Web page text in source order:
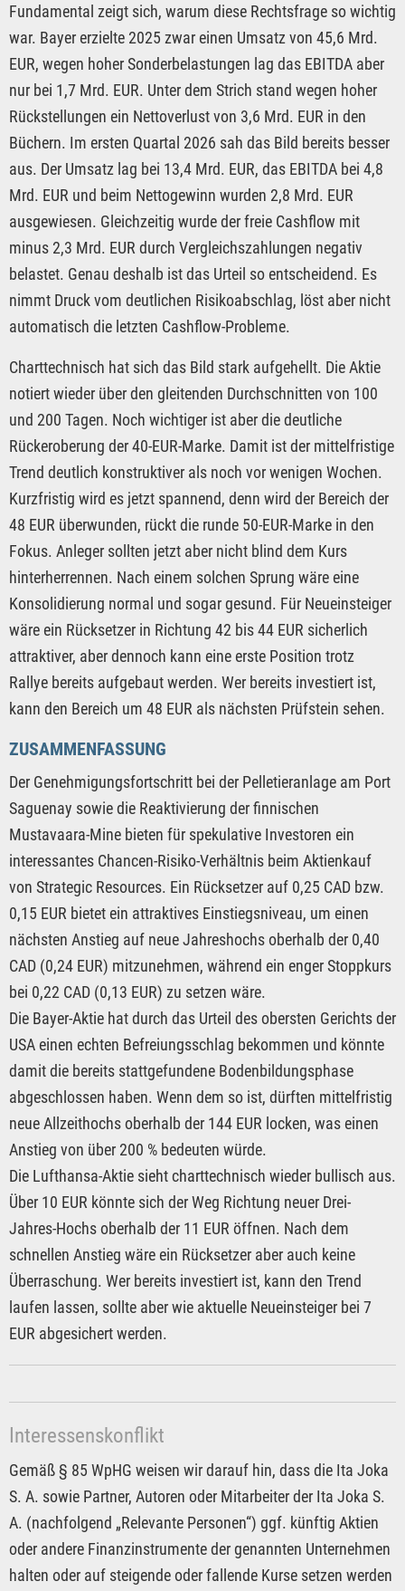
Fundamental zeigt sich, warum diese Rechtsfrage so wichtig
war. Bayer erzielte 2025 zwar einen Umsatz von 45,6 Mrd.
EUR, wegen hoher Sonderbelastungen lag das EBITDA aber
nur bei 1,7 Mrd. EUR. Unter dem Strich stand wegen hoher
Rückstellungen ein Nettoverlust von 3,6 Mrd. EUR in den
Büchern. Im ersten Quartal 2026 sah das Bild bereits besser
aus. Der Umsatz lag bei 13,4 Mrd. EUR, das EBITDA bei 4,8
Mrd. EUR und beim Nettogewinn wurden 2,8 Mrd. EUR
ausgewiesen. Gleichzeitig wurde der freie Cashflow mit
minus 2,3 Mrd. EUR durch Vergleichszahlungen negativ
belastet. Genau deshalb ist das Urteil so entscheidend. Es
nimmt Druck vom deutlichen Risikoabschlag, löst aber nicht
automatisch die letzten Cashflow-Probleme.
Charttechnisch hat sich das Bild stark aufgehellt. Die Aktie
notiert wieder über den gleitenden Durchschnitten von 100
und 200 Tagen. Noch wichtiger ist aber die deutliche
Rückeroberung der 40-EUR-Marke. Damit ist der mittelfristige
Trend deutlich konstruktiver als noch vor wenigen Wochen.
Kurzfristig wird es jetzt spannend, denn wird der Bereich der
48 EUR überwunden, rückt die runde 50-EUR-Marke in den
Fokus. Anleger sollten jetzt aber nicht blind dem Kurs
hinterherrennen. Nach einem solchen Sprung wäre eine
Konsolidierung normal und sogar gesund. Für Neueinsteiger
wäre ein Rücksetzer in Richtung 42 bis 44 EUR sicherlich
attraktiver, aber dennoch kann eine erste Position trotz
Rallye bereits aufgebaut werden. Wer bereits investiert ist,
kann den Bereich um 48 EUR als nächsten Prüfstein sehen.
ZUSAMMENFASSUNG
Der Genehmigungsfortschritt bei der Pelletieranlage am Port
Saguenay sowie die Reaktivierung der finnischen
Mustavaara-Mine bieten für spekulative Investoren ein
interessantes Chancen-Risiko-Verhältnis beim Aktienkauf
von Strategic Resources. Ein Rücksetzer auf 0,25 CAD bzw.
0,15 EUR bietet ein attraktives Einstiegsniveau, um einen
nächsten Anstieg auf neue Jahreshochs oberhalb der 0,40
CAD (0,24 EUR) mitzunehmen, während ein enger Stoppkurs
bei 0,22 CAD (0,13 EUR) zu setzen wäre.
Die Bayer-Aktie hat durch das Urteil des obersten Gerichts der
USA einen echten Befreiungsschlag bekommen und könnte
damit die bereits stattgefundene Bodenbildungsphase
abgeschlossen haben. Wenn dem so ist, dürften mittelfristig
neue Allzeithochs oberhalb der 144 EUR locken, was einen
Anstieg von über 200 % bedeuten würde.
Die Lufthansa-Aktie sieht charttechnisch wieder bullisch aus.
Über 10 EUR könnte sich der Weg Richtung neuer Drei-
Jahres-Hochs oberhalb der 11 EUR öffnen. Nach dem
schnellen Anstieg wäre ein Rücksetzer aber auch keine
Überraschung. Wer bereits investiert ist, kann den Trend
laufen lassen, sollte aber wie aktuelle Neueinsteiger bei 7
EUR abgesichert werden.
Interessenskonflikt
Gemäß § 85 WpHG weisen wir darauf hin, dass die Ita Joka
S. A. sowie Partner, Autoren oder Mitarbeiter der Ita Joka S.
A. (nachfolgend „Relevante Personen“) ggf. künftig Aktien
oder andere Finanzinstrumente der genannten Unternehmen
halten oder auf steigende oder fallende Kurse setzen werden